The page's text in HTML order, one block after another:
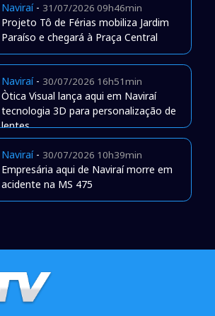
Naviraí- 31/07/2026 09h46min
Projeto Tô de Férias mobiliza Jardim
Paraíso e chegará à Praça Central
Naviraí- 30/07/2026 16h51min
Òtica Visual lança aqui em Naviraí
tecnologia 3D para personalização de
lentes
Naviraí- 30/07/2026 10h39min
Empresária aqui de Naviraí morre em
acidente na MS 475